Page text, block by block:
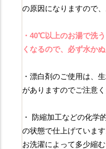
の原因になりますので、
・40℃以上のお湯で洗
くなるので、必ず水か
・漂白剤のご使用は、
がありますのでご注意く
・ 防縮加工などの化学
の状態で仕上げています
お洗濯によって多少縮